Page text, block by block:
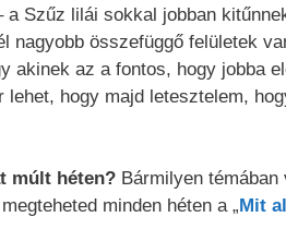
Szűz lilái sokkal jobban
nagyobb összefüggő felületek
akinek az a fontos, hogy jobba
hogy majd letesztelem,
múlt héten? Bármilyen
minden héten a „ Mit